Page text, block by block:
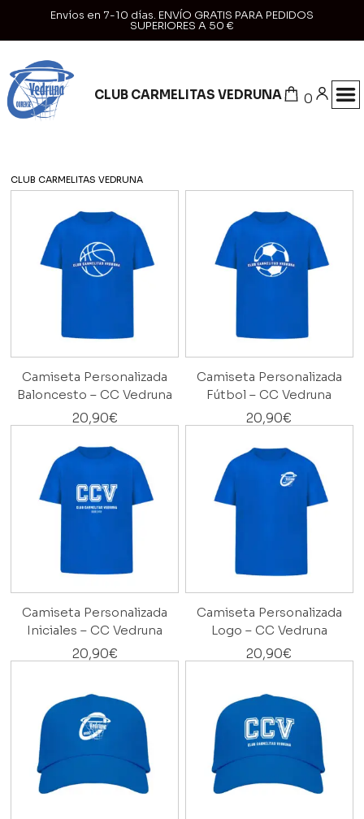
Envíos en 7-10 días. ENVÍO GRATIS PARA PEDIDOS
SUPERIORES A 50 €
CLUB CARMELITAS VEDRUNA 0
CLUB CARMELITAS VEDRUNA
Camiseta Personalizada
Baloncesto – CC Vedruna
20,90€
Camiseta Personalizada
Fútbol – CC Vedruna
20,90€
Camiseta Personalizada
Iniciales – CC Vedruna
20,90€
Camiseta Personalizada
Logo – CC Vedruna
20,90€